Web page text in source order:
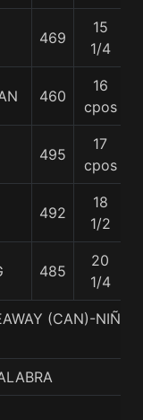
469
15
1/4
460
16
cpos
495
17
cpos
492
18
1/2
485
20
1/4
(CAN)-NIÑA